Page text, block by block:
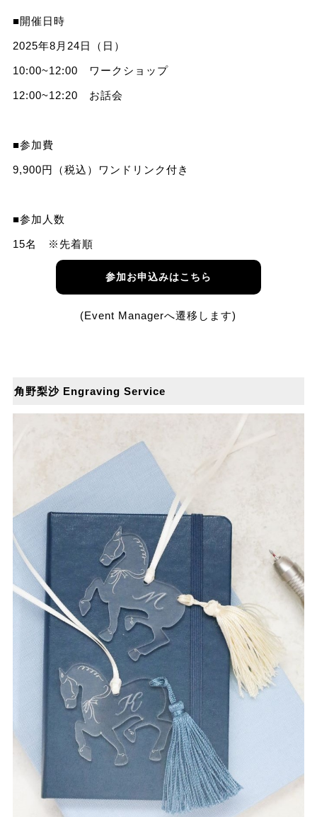
■開催日時
2025年8月24日（日）
10:00~12:00 ワークショップ
12:00~12:20 お話会
■参加費
9,900円（税込）ワンドリンク付き
■参加人数
15名 ※先着順
参加お申込みはこちら
(Event Managerへ遷移します)
角野梨沙 Engraving Service